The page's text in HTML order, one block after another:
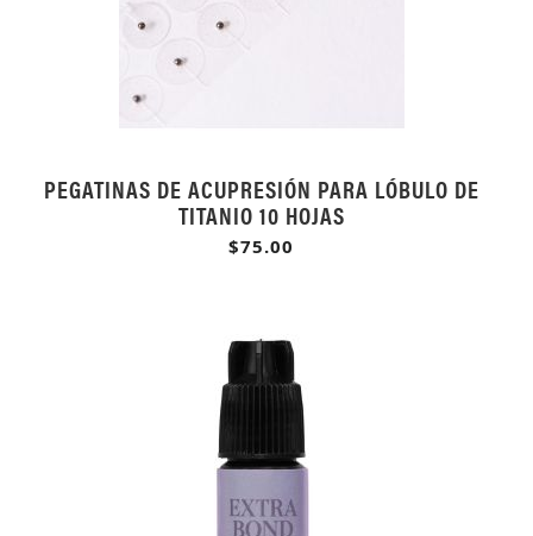
PEGATINAS DE ACUPRESIÓN PARA LÓBULO DE
TITANIO 10 HOJAS
$75.00